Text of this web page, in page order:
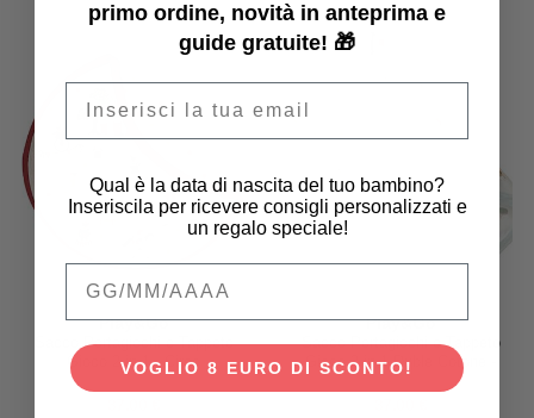
Play&Go
Sacco Portagiochi e Tappeto
Gioco 2 in 1 - Circo
Play&Go
Sacco Portagiochi e Tappeto
Gioco 2 in 1 Duble Cotone -
primo ordine, novità in anteprima e
guide gratuite! 🎁
Qual è la data di nascita del tuo bambino?
Inseriscila per ricevere consigli personalizzati e
un regalo speciale!
VOGLIO 8 EURO DI SCONTO!